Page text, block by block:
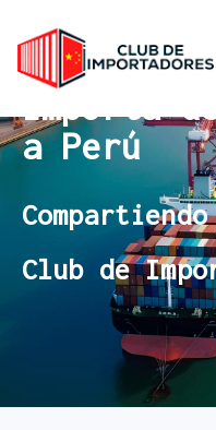
Importa
a Perú
Club de